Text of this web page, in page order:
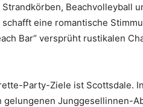
Beachvolleyball
eine romantische
Bar“ versprüht rustikalen
Party-Ziele ist Scottsdale.
Junggesellinnen-